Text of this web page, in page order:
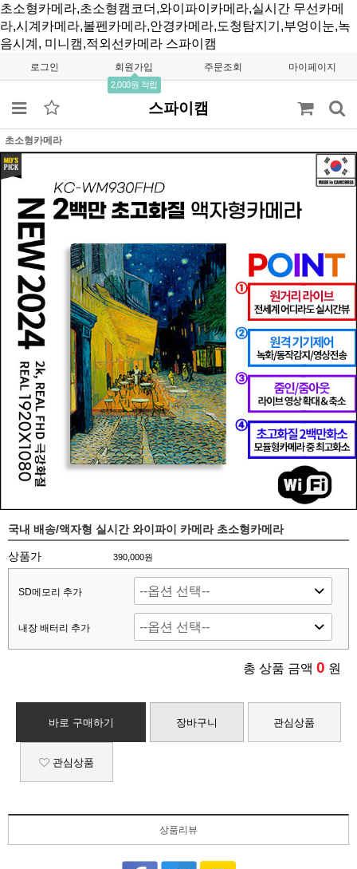
초소형카메라,초소형캠코더,와이파이카메라,실시간 무선카메
라,시계카메라,볼펜카메라,안경카메라,도청탐지기,부엉이눈,녹
음시계, 미니캠,적외선카메라 스파이캠
로그인 회원가입
2,000원 적립
주문조회 마이페이지
스파이캠
초소형카메라
국내 배송/액자형 실시간 와이파이 카메라 초소형카메라
상품가 390,000원
SD메모리 추가
내장 배터리 추가
총 상품 금액 0 원
바로 구매하기 장바구니 관심상품
관심상품
상품리뷰